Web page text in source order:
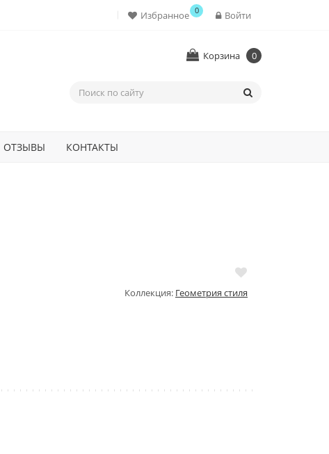
Войти
Избранное 0
Корзина 0
ОТЗЫВЫ КОНТАКТЫ
Коллекция: Геометрия стиля